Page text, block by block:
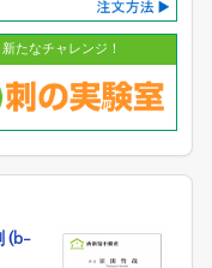
新たなチャレンジ！
(b-